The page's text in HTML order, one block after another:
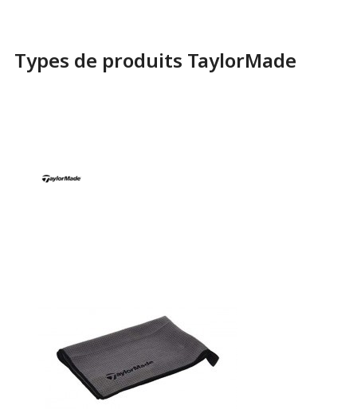
Types de produits TaylorMade